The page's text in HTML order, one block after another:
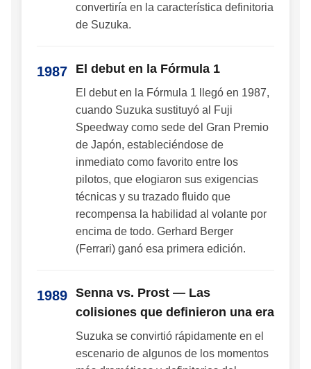
convertiría en la característica definitoria
de Suzuka.
1987 El debut en la Fórmula 1
El debut en la Fórmula 1 llegó en 1987,
cuando Suzuka sustituyó al Fuji
Speedway como sede del Gran Premio
de Japón, estableciéndose de
inmediato como favorito entre los
pilotos, que elogiaron sus exigencias
técnicas y su trazado fluido que
recompensa la habilidad al volante por
encima de todo. Gerhard Berger
(Ferrari) ganó esa primera edición.
1989 Senna vs. Prost — Las
colisiones que definieron una era
Suzuka se convirtió rápidamente en el
escenario de algunos de los momentos